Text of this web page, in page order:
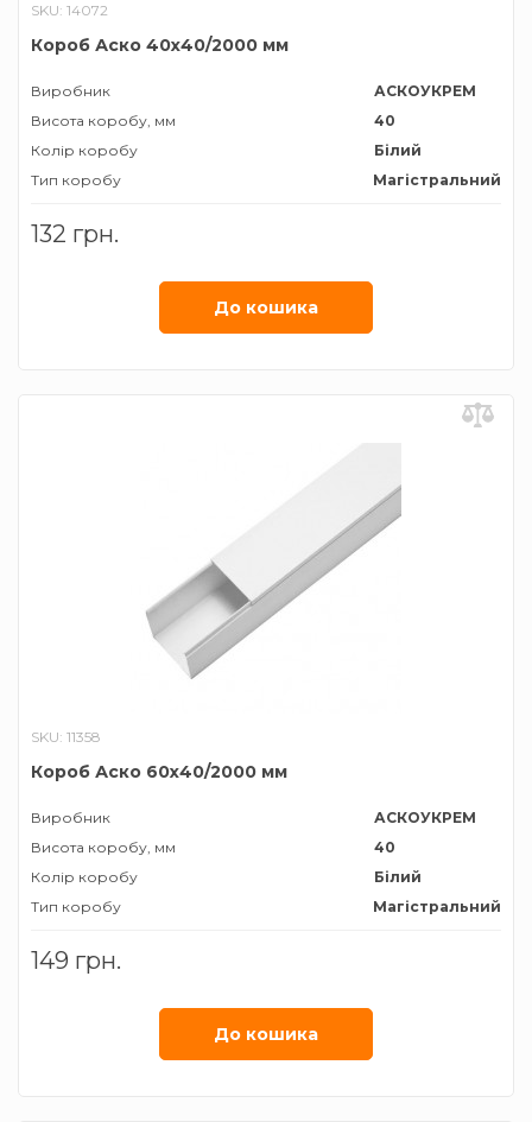
SKU: 14072
Короб Аско 40х40/2000 мм
Виробник
АСКОУКРЕМ
Висота коробу, мм
40
Колір коробу
Білий
Тип коробу
Магістральний
132 грн.
До кошика
SKU: 11358
Короб Аско 60х40/2000 мм
Виробник
АСКОУКРЕМ
Висота коробу, мм
40
Колір коробу
Білий
Тип коробу
Магістральний
149 грн.
До кошика